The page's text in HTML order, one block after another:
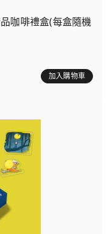
咖啡禮盒(每盒隨機
加入購物車